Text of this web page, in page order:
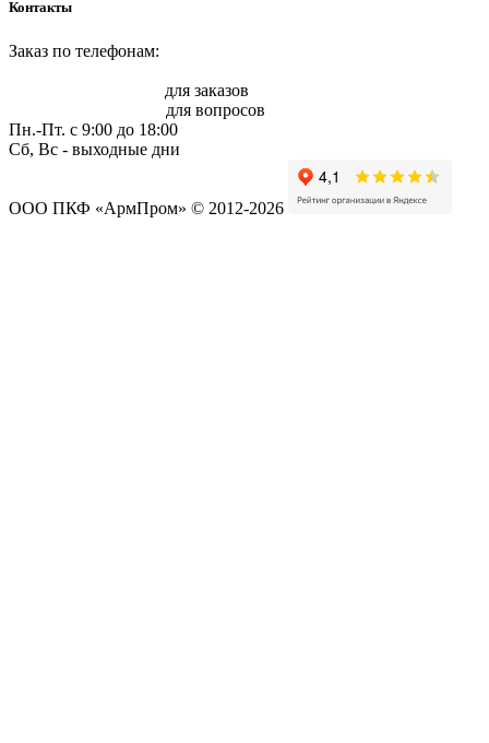
Контакты
Заказ по телефонам:
для заказов
для вопросов
Пн.-Пт. c 9:00 до 18:00
Сб, Вс - выходные дни
ООО ПКФ «АрмПром» © 2012-2026